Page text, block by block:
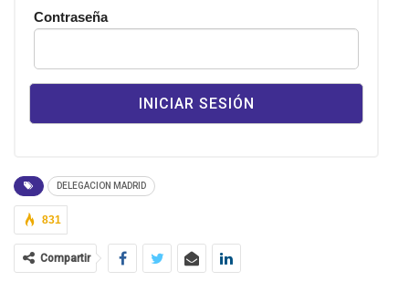
Contraseña
DELEGACION MADRID
831
Compartir